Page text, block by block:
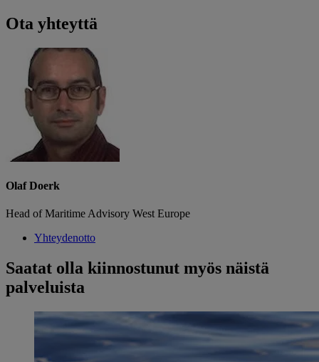
Ota yhteyttä
Olaf Doerk
Head of Maritime Advisory West Europe
Yhteydenotto
Saatat olla kiinnostunut myös näistä
palveluista